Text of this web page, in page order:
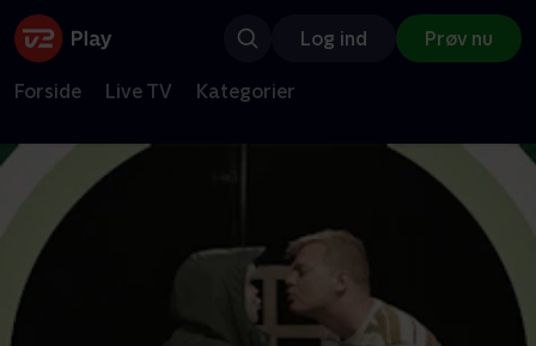
Log ind Prøv nu
Forside Live TV Kategorier